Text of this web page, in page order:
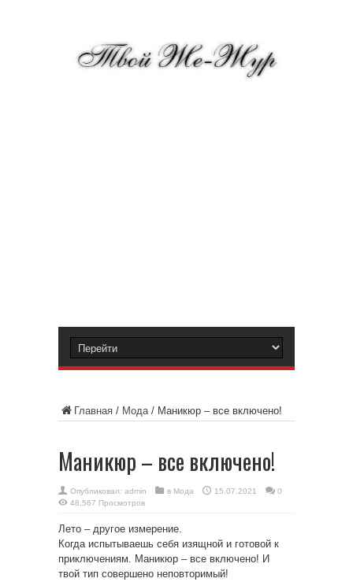
Главная / Мода/ Маникюр – все включено!
Маникюр – все включено!
Опубликовал: admin в Мода 15.07.2021
0
48,567 Просмотров
Лето – другое измерение.
Когда испытываешь себя изящной и готовой к
приключениям. Маникюр – все включено! И
твой тип совершено неповторимый!